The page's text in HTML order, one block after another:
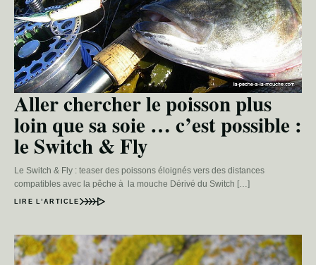
Aller chercher le poisson plus
loin que sa soie … c’est possible :
le Switch & Fly
Le Switch & Fly : teaser des poissons éloignés vers des distances
compatibles avec la pêche à la mouche Dérivé du Switch […]
LIRE L’ARTICLE